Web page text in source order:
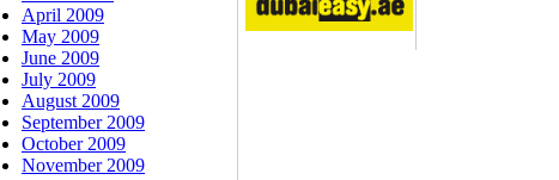
April 2009
May 2009
June 2009
July 2009
August 2009
September 2009
October 2009
November 2009